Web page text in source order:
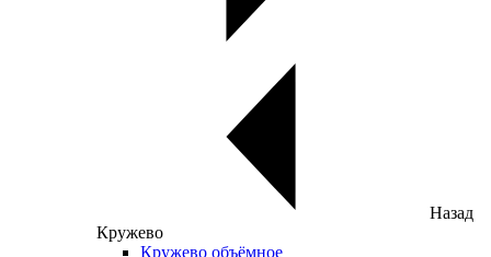
Назад
Кружево
Кружево объёмное